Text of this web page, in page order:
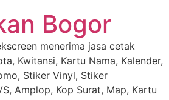
Bogor
menerima jasa cetak
Kwitansi, Kartu Nama, Kalender,
Stiker Vinyl, Stiker
Amplop, Kop Surat, Map, Kartu